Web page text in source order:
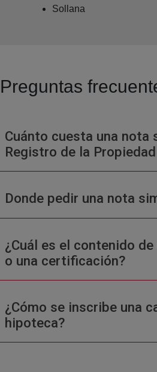
Sollana
Preguntas
Cuánto cuesta una nota
Registro de la Propiedad
Donde pedir una nota
¿Cuál es el contenido
o una certificación?
¿Cómo se inscribe una
hipoteca?